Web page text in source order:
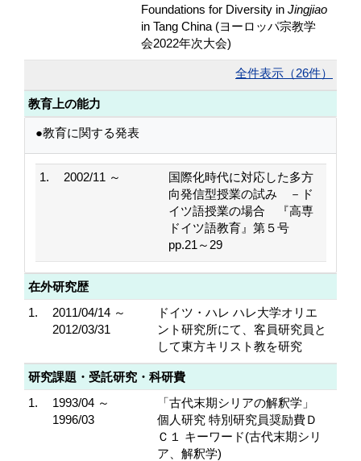
Foundations for Diversity in Jingjiao
in Tang China (ヨーロッパ宗教学
会2022年次大会)
全件表示（26件）
教育上の能力
●教育に関する発表
1. 2002/11 ～
国際化時代に対応した多方
向発信型授業の試み －ド
イツ語授業の場合 『高専
ドイツ語教育』第５号
pp.21～29
在外研究歴
1.
2011/04/14 ～
2012/03/31
ドイツ・ハレ ハレ大学オリエ
ント研究所にて、客員研究員と
して東方キリスト教を研究
研究課題・受託研究・科研費
1.
1993/04 ～
1996/03
「古代末期シリアの解釈学」
個人研究 特別研究員奨励費Ｄ
Ｃ１ キーワード(古代末期シリ
ア、解釈学)